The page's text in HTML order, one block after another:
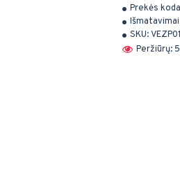
Prekės
SKU:
Peržiūrų: